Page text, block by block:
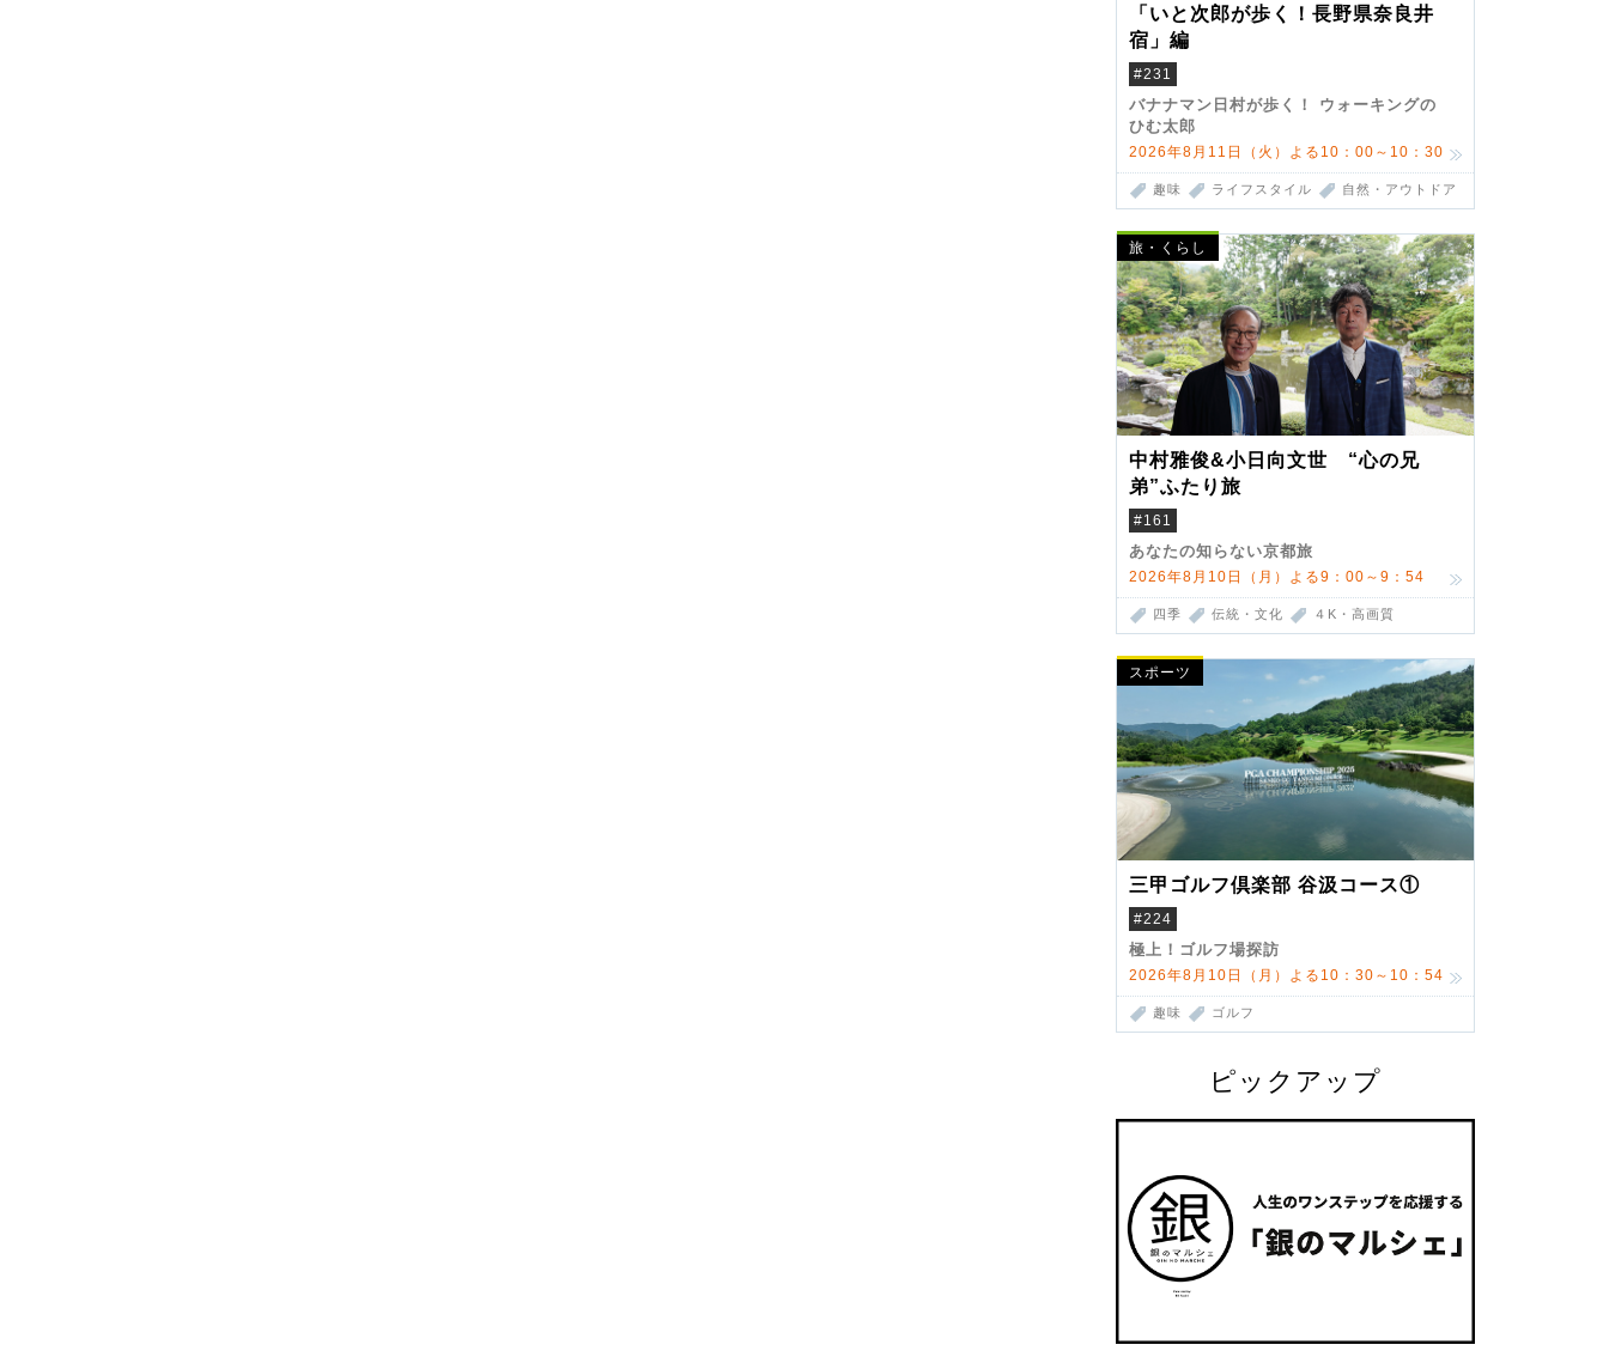
「いと次郎が歩く！長野県奈良井
宿」編
#231
バナナマン日村が歩く！ ウォーキングの
ひむ太郎
2026年8月11日（火）よる10：00～10：30
趣味 ライフスタイル 自然・アウトドア
旅・くらし
中村雅俊&小日向文世 “心の兄
弟”ふたり旅
#161
あなたの知らない京都旅
2026年8月10日（月）よる9：00～9：54
四季 伝統・文化 ４K・高画質
スポーツ
三甲ゴルフ倶楽部 谷汲コース①
#224
極上！ゴルフ場探訪
2026年8月10日（月）よる10：30～10：54
趣味 ゴルフ
ピックアップ